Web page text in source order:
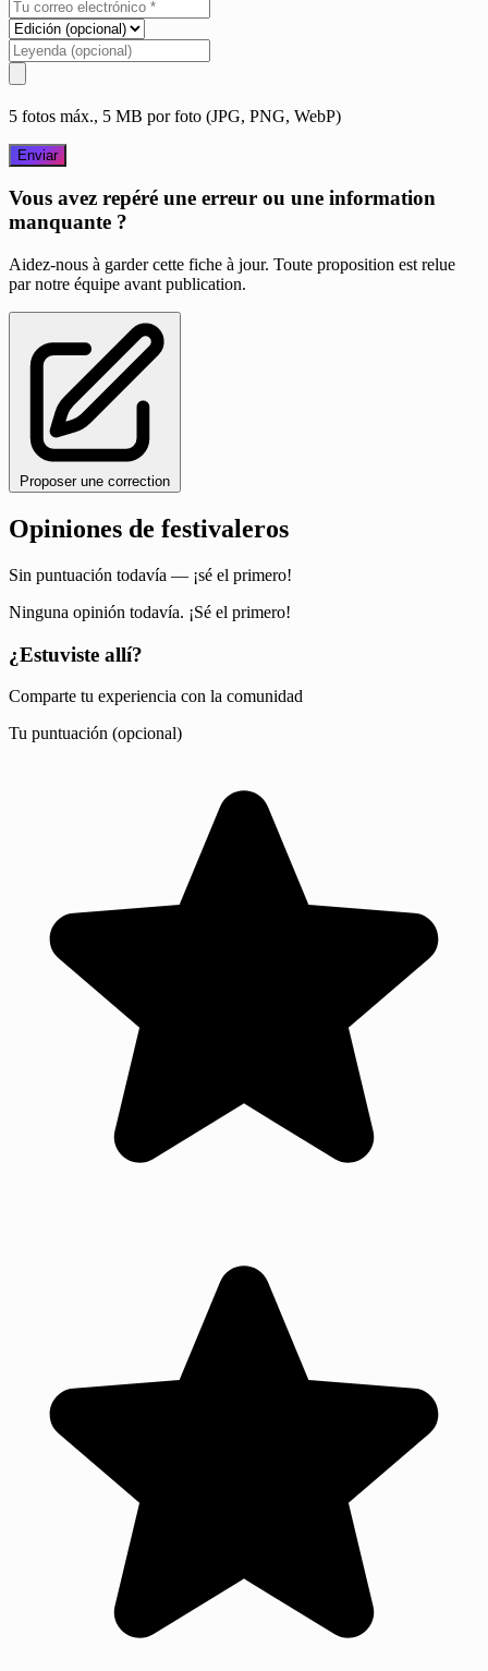
5 fotos máx., 5 MB por foto (JPG, PNG, WebP)
Enviar
Vous avez repéré une erreur ou une information
manquante ?
Aidez-nous à garder cette fiche à jour. Toute proposition est relue
par notre équipe avant publication.
Proposer une correction
Opiniones de festivaleros
Sin puntuación todavía — ¡sé el primero!
Ninguna opinión todavía. ¡Sé el primero!
¿Estuviste allí?
Comparte tu experiencia con la comunidad
Tu puntuación (opcional)